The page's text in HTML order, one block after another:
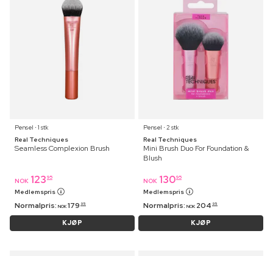
Pensel ⋅ 1 stk
Real Techniques
Seamless Complexion Brush
NOK 123 95
Medlemspris
Normalpris: NOK 179 95
KJØP
Pensel ⋅ 2 stk
Real Techniques
Mini Brush Duo For Foundation &
Blush
NOK 13095
Medlemspris
Normalpris: NOK 204 95
KJØP